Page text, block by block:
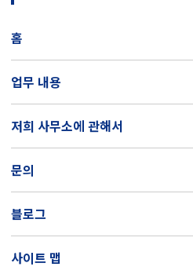
홈
업무 내용
저희 사무소에 관해서
문의
블로그
사이트 맵